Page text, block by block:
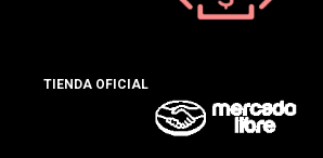
TIENDA OFICIAL